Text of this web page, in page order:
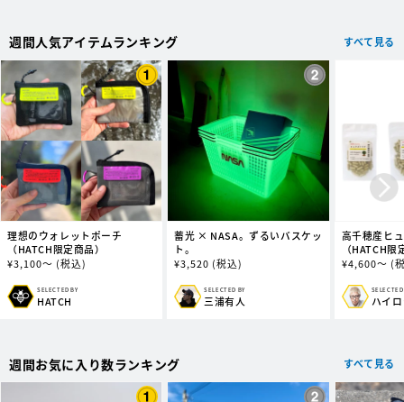
週間人気アイテムランキング すべて見る
理想のウォレットポーチ
（HATCH限定商品）
通
価
格
¥3,100～ (税込)
SELECTED BY
販
HATCH
蓄光 × NASA。ずるいバスケッ
ト。
通
価
格
¥3,520 (税込)
SELECTED BY
販
三浦有人
高千穂産ヒ
（HATCH限
通
価
格
¥4,600～ (
SELECTED
販
ハイ
週間お気に入り数ランキング すべて見る